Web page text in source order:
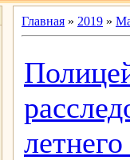
Главная » 2019 »